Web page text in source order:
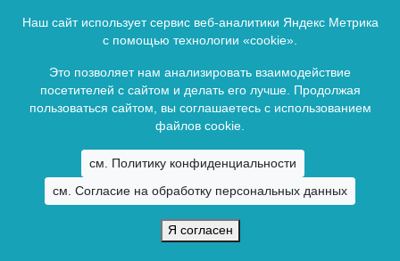
Fama E. F. Size, value, and momentum in
French // Journal of Financial Economics. -
2012. - № 105(3). - Р. 457-472.
Наш сайт использует сервис веб-аналитики Яндекс Метрика
с помощью технологии «cookie».
Это позволяет нам анализировать взаимодействие
посетителей с сайтом и делать его лучше. Продолжая
пользоваться сайтом, вы соглашаетесь с использованием
файлов cookie.
см. Политику конфиденциальности
см. Согласие на обработку персональных данных
Я согласен
Сетевое издание зарегистрировано в Федеральной службой по
надзору в сфере связи, информационных технологий и массовых
коммуникаций (Роскомнадзор).
Свидетельство о регистрации ЭЛ № ФС77-65694 от 13 мая 2016 г.
2026. Все права зарезервированы.